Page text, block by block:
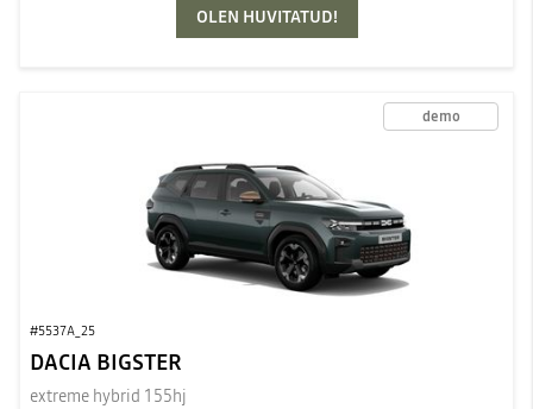
OLEN HUVITATUD!
demo
#5537A_25
DACIA BIGSTER
extreme hybrid 155hj